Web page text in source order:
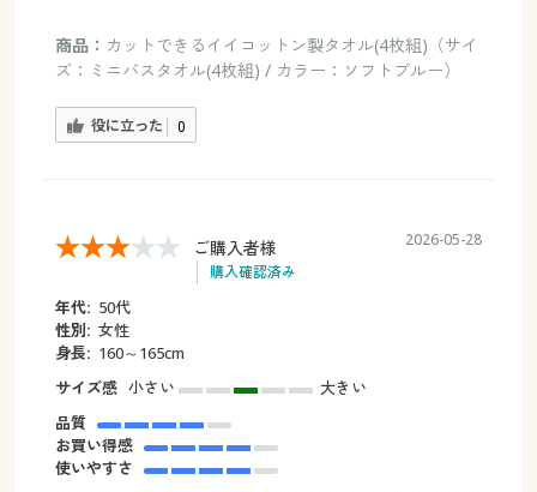
商品： カットできるイイコットン製タオル(4枚組)（サイ
ズ：ミニバスタオル(4枚組) / カラー：ソフトブルー）
役に立った 0
ご購入者様
購入確認済み
2026-05-28
年代: 50代
性別: 女性
身長: 160～165cm
サイズ感 小さい
大きい
品質
お買い得感
使いやすさ